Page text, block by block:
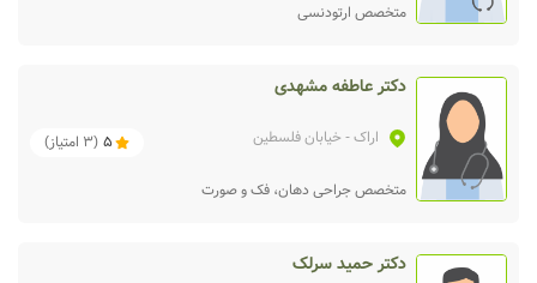
متخصص ارتودنسی
دکتر عاطفه مشهدی
اراک- خیابان فلسطین 5
(
3 امتیاز)
متخصص جراحی دهان، فک و صورت
دکتر حمید سرلک